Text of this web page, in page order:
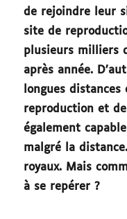
de rejoindre leur
site de
plusieurs milliers
après année.
longues
reproduction et
également
malgré la
royaux. Mais
à se repérer ?